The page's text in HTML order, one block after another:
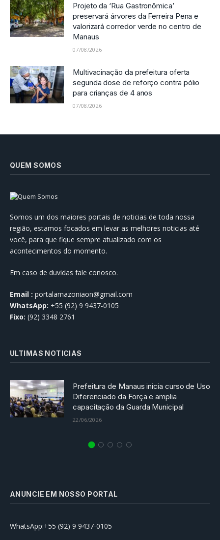
Projeto da ‘Rua Gastronômica’
preservará árvores da Ferreira Pena e
valorizará corredor verde no centro de
Manaus
07/08/2026
Multivacinação da prefeitura oferta
segunda dose de reforço contra pólio
para crianças de 4 anos
07/08/2026
QUEM SOMOS
Somos um dos maiores portais de noticias de toda nossa
região, estamos focados em levar as melhores noticias até
você, para que fique sempre atualizado com os
acontecimentos do momento.
Em caso de duvidas fale conosco.
Email : portalamazoniaon@gmail.com
WhatsApp: +55 (92) 9 9437-0105
Fixo: (92) 3348 2761
ULTIMAS NOTICIAS
Prefeitura de Manaus inicia curso de Uso
Diferenciado da Força e amplia
capacitação da Guarda Municipal
22/06/2026
ANUNCIE EM NOSSO PORTAL
WhatsApp:+55 (92) 9 9437-0105